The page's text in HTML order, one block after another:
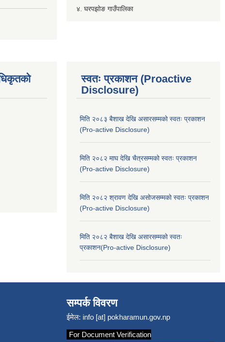
४. घरपझोङ गाउँपालिका
स्वतः प्रकाशन (Proactive
Disclosure)
मिति २०८३ बैशाख देखि असारसम्मको स्वतः प्रकाशन
(Pro-active Disclosure)
मिति २०८२ माघ देखि चैत्रसम्मको स्वतः प्रकाशन
(Pro-active Disclosure)
मिति २०८२ श्रावण देखि असोजसम्मको स्वतः प्रकाशन
(Pro-active Disclosure)
मिति २०८२ बैशाख देखि असारसम्मको स्वतः
प्रकाशन(Pro-active Disclosure)
सम्पर्क विवरण
ईमेल: info [at] pokharamun.gov.np
For Document Verification